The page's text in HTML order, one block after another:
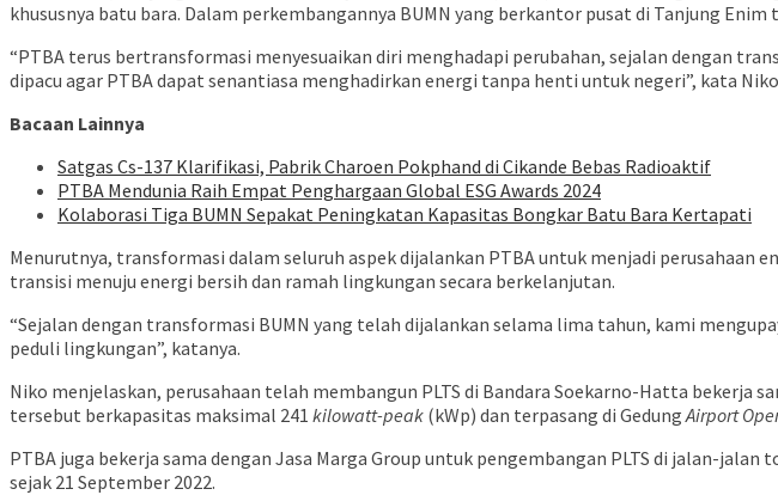
khususnya batu bara. Dalam perkembangannya BUMN yang berkantor pusat di Tanjung
“PTBA terus bertransformasi menyesuaikan diri menghadapi perubahan, sejalan dengan
dipacu agar PTBA dapat senantiasa menghadirkan energi tanpa henti untuk negeri”, kata
Bacaan Lainnya
Satgas Cs-137 Klarifikasi, Pabrik Charoen Pokphand di Cikande Bebas Radioaktif
PTBA Mendunia Raih Empat Penghargaan Global ESG Awards 2024
Kolaborasi Tiga BUMN Sepakat Peningkatan Kapasitas Bongkar Batu Bara Kertapati
Menurutnya, transformasi dalam seluruh aspek dijalankan PTBA untuk menjadi perusahaan
transisi menuju energi bersih dan ramah lingkungan secara berkelanjutan.
“Sejalan dengan transformasi BUMN yang telah dijalankan selama lima tahun, kami
peduli lingkungan”, katanya.
Niko menjelaskan, perusahaan telah membangun PLTS di Bandara Soekarno-Hatta bekerja
tersebut berkapasitas maksimal 241 kilowatt-peak (kWp) dan terpasang di Gedung Airport
PTBA juga bekerja sama dengan Jasa Marga Group untuk pengembangan PLTS di jalan-
sejak 21 September 2022.